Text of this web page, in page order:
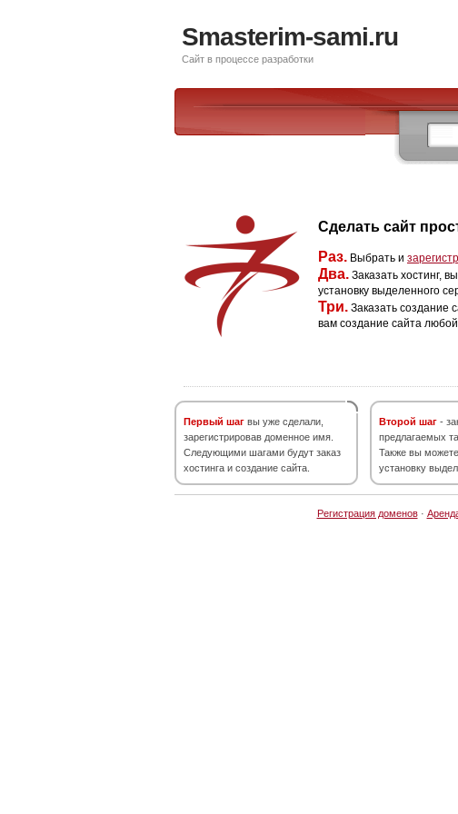
Smasterim-sami.ru
Сайт в процессе разработки
Сделать сайт
Раз. Выбрать и
Два. Заказать хостинг,
установку выделенного
Три. Заказать создание
вам создание сайта
Первый шаг вы уже сделали,
зарегистрировав доменное имя.
Следующими шагами будут заказ
хостинга и создание сайта.
Второй шаг -
предлагаемых
Также вы можете
установку
Регистрация доменов·